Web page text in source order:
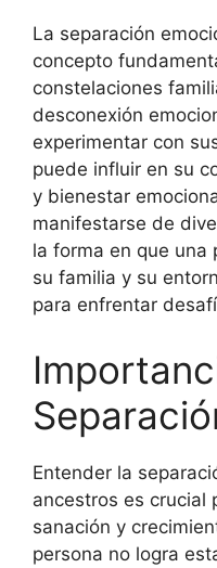
La separación
concepto
constelaciones
desconexión
experimentar con
puede influir en su
y bienestar
manifestarse de
la forma en que una
su familia y su
para enfrentar
Entender la
ancestros es crucial
sanación y
persona no logra